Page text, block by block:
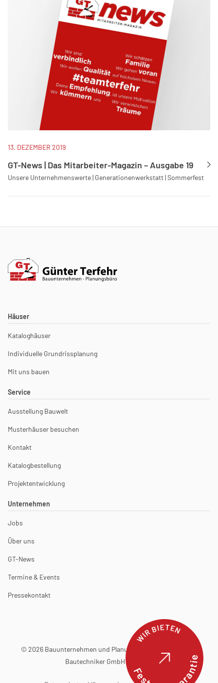
13. DEZEMBER 2019
GT-News | Das Mitarbeiter-Magazin – Ausgabe 19
Unsere Unternehmenswerte | Generationenwerkstatt | Sommerfest
Häuser
Kataloghäuser
Individuelle Grundrissplanung
Mit uns bauen
Service
Ausstellung Bauwelt
Musterhäuser besuchen
Kontakt
Katalogbestellung
Projektentwicklung
Unternehmen
Jobs
Über uns
GT-News
Termine & Events
Pressekontakt
© 2026 Bauunternehmen und Planungsbüro Günter Terfehr
Bautechniker GmbH & Co. KG
WIR BIETEN